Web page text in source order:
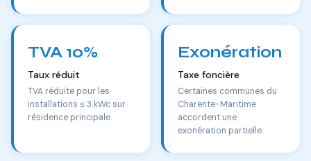
TVA 10%
Taux réduit
TVA réduite pour les
installations ≤ 3 kWc sur
résidence principale.
Exonération
Taxe foncière
Certaines communes du
Charente-Maritime
accordent une
exonération partielle.